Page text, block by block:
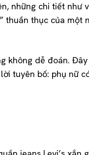
những chi tiết
thục của
dễ đoán.
tuyên bố: phụ nữ